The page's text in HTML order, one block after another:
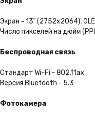
Экран - 13" (2752x2064),
Число пикселей на дюйм
Беспроводная связь
Стандарт Wi-Fi - 802.11ax
Версия Bluetooth - 5.3
Фотокамера
Выгодная рассрочка
Вы можете оформить
гаджета